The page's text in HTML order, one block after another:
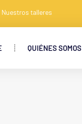
Nuestros talleres
QUIÉNES SOMOS